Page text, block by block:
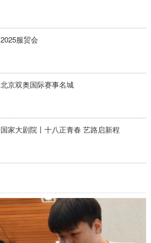
2025服贸会
北京双奥国际赛事名城
国家大剧院丨十八正青春 艺路启新程